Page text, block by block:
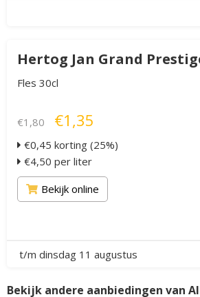
Hertog Jan Grand
Fles 30cl
€1,80 €1,35
€0,45 korting (25%)
€4,50 per liter
Bekijk online
t/m dinsdag 11 augustus
Bekijk andere aanbiedingen van